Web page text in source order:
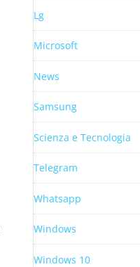
Lg
Microsoft
News
Samsung
Scienza e Tecnologia
Telegram
Whatsapp
Windows
Windows 10